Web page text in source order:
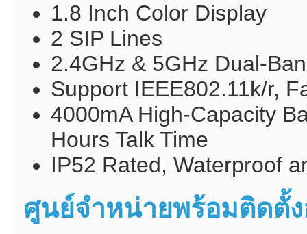
1.8 Inch Color Display
2 SIP Lines
2.4GHz & 5GHz Dual-
Support IEEE802.11k/r,
4000mA High-Capacity
Hours Talk Time
IP52 Rated, Waterproof
ศูนย์จำหน่ายพร้อมติดตั้